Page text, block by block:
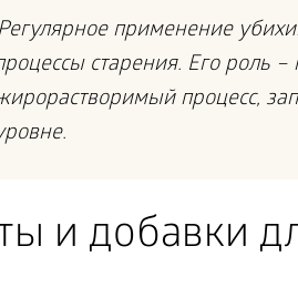
применение
старения. Его роль
процесс,
и добавки